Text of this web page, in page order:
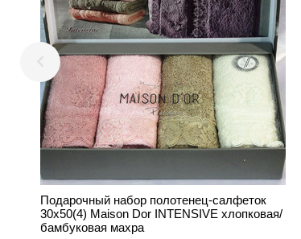
Подарочный набор полотенец-салфеток
30х50(4) Maison Dor INTENSIVE хлопковая/
бамбуковая махра